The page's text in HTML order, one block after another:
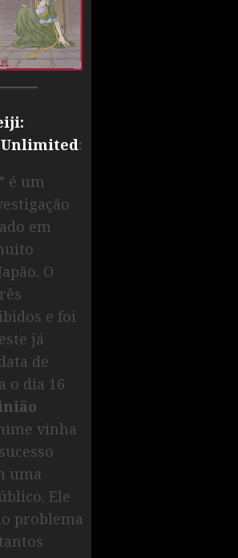
Unlimited:
é um
em
O
e foi
já
de
o dia 16
vinha
uma
Ele
problema